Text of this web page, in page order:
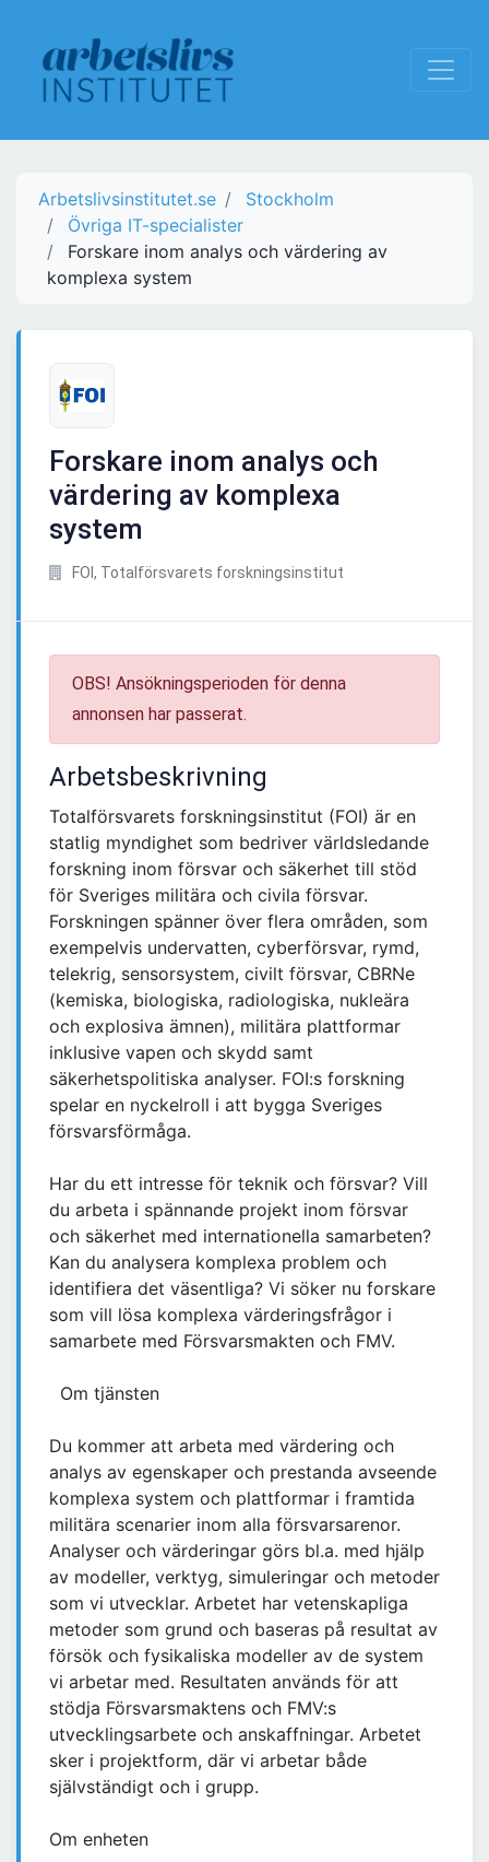
Arbetslivsinstitutet.se
Stockholm
Övriga IT-specialister
Forskare inom analys och värdering av
komplexa system
Forskare inom analys och
värdering av komplexa
system
FOI, Totalförsvarets forskningsinstitut
OBS! Ansökningsperioden för denna
annonsen har passerat.
Arbetsbeskrivning
Totalförsvarets forskningsinstitut (FOI) är en
statlig myndighet som bedriver världsledande
forskning inom försvar och säkerhet till stöd
för Sveriges militära och civila försvar.
Forskningen spänner över flera områden, som
exempelvis undervatten, cyberförsvar, rymd,
telekrig, sensorsystem, civilt försvar, CBRNe
(kemiska, biologiska, radiologiska, nukleära
och explosiva ämnen), militära plattformar
inklusive vapen och skydd samt
säkerhetspolitiska analyser. FOI:s forskning
spelar en nyckelroll i att bygga Sveriges
försvarsförmåga.
Har du ett intresse för teknik och försvar? Vill
du arbeta i spännande projekt inom försvar
och säkerhet med internationella samarbeten?
Kan du analysera komplexa problem och
identifiera det väsentliga? Vi söker nu forskare
som vill lösa komplexa värderingsfrågor i
samarbete med Försvarsmakten och FMV.
Om tjänsten
Du kommer att arbeta med värdering och
analys av egenskaper och prestanda avseende
komplexa system och plattformar i framtida
militära scenarier inom alla försvarsarenor.
Analyser och värderingar görs bl.a. med hjälp
av modeller, verktyg, simuleringar och metoder
som vi utvecklar. Arbetet har vetenskapliga
metoder som grund och baseras på resultat av
försök och fysikaliska modeller av de system
vi arbetar med. Resultaten används för att
stödja Försvarsmaktens och FMV:s
utvecklingsarbete och anskaffningar. Arbetet
sker i projektform, där vi arbetar både
självständigt och i grupp.
Om enheten